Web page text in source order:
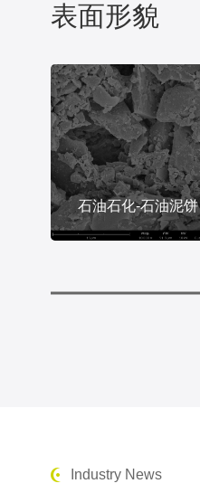
表面形貌
石油石化-石油泥饼
Industry News